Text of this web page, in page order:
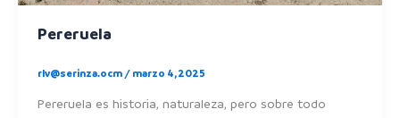
Pereruela
rlv@serinza.ocm / marzo 4, 2025
Pereruela es historia, naturaleza, pero sobre todo